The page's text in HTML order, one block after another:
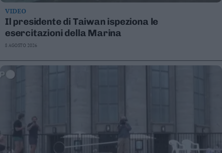
VIDEO
Il presidente di Taiwan ispeziona le
esercitazioni della Marina
8 AGOSTO 2026